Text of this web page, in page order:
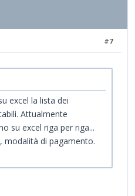
#7
excel la lista dei
Attualmente
su excel riga per riga...
modalità di pagamento.